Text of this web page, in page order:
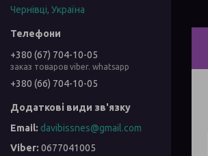
Чернівці, Україна
+380 (67) 704-10-05
заказ товаров viber. whatsapp
+380 (66) 704-10-05
davibissnes@gmail.com
0677041005